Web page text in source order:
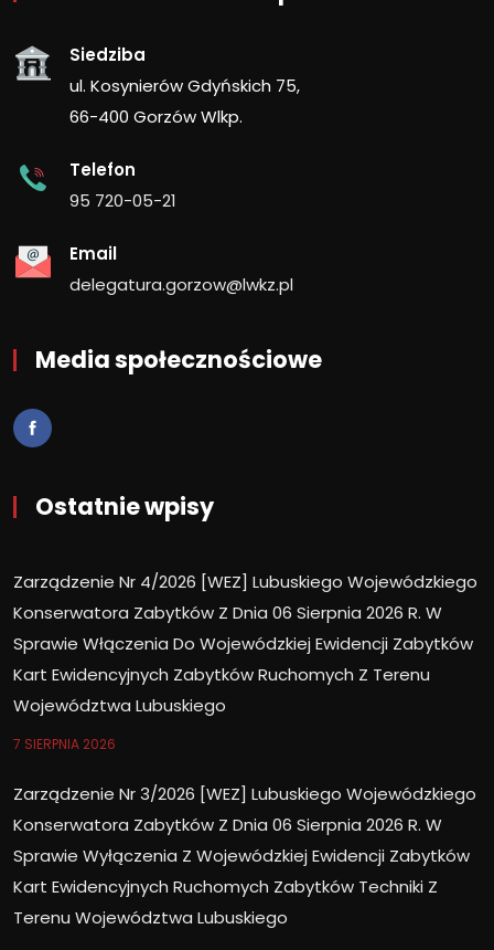
Siedziba
ul. Kosynierów Gdyńskich 75,
66-400 Gorzów Wlkp.
Telefon
95 720-05-21
Email
delegatura.gorzow@lwkz.pl
Media społecznościowe
Ostatnie wpisy
Zarządzenie Nr 4/2026 [WEZ] Lubuskiego Wojewódzkiego
Konserwatora Zabytków Z Dnia 06 Sierpnia 2026 R. W
Sprawie Włączenia Do Wojewódzkiej Ewidencji Zabytków
Kart Ewidencyjnych Zabytków Ruchomych Z Terenu
Województwa Lubuskiego
7 SIERPNIA 2026
Zarządzenie Nr 3/2026 [WEZ] Lubuskiego Wojewódzkiego
Konserwatora Zabytków Z Dnia 06 Sierpnia 2026 R. W
Sprawie Wyłączenia Z Wojewódzkiej Ewidencji Zabytków
Kart Ewidencyjnych Ruchomych Zabytków Techniki Z
Terenu Województwa Lubuskiego